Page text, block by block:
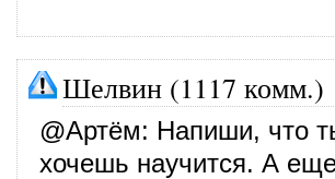
Шелвин (1117 комм.)
@Артём: Напиши, что
хочешь научится. А